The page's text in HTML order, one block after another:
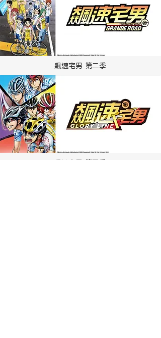
飆速宅男 第二季
飆速宅男 第四季